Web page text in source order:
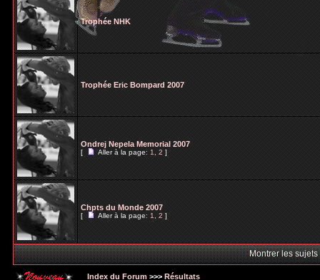
Trophée NHK
Trophée Eric Bompard 2007
Ondrej Nepela Memorial 2007
[ Aller à la page:1,2]
Chpts du Monde 2007
[ Aller à la page:1,2]
Montrer les
Index du Forum >>> Résultats